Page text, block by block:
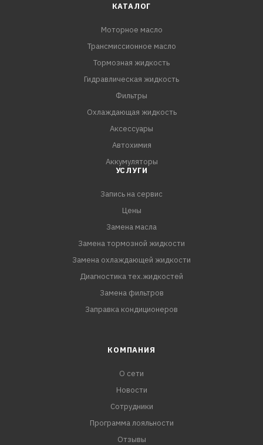
КАТАЛОГ
Моторное масло
Трансмиссионное масло
Тормозная жидкость
Гидравлическая жидкость
Фильтры
Охлаждающая жидкость
Аксессуары
Автохимия
Аккумуляторы
УСЛУГИ
Запись на сервис
Цены
Замена масла
Замена тормозной жидкости
Замена охлаждающей жидкости
Диагностика тех.жидкостей
Замена фильтров
Заправка кондиционеров
КОМПАНИЯ
О сети
Новости
Сотрудники
Программа лояльности
Отзывы